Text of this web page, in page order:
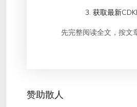
3. 获取最新
先完整阅读全文，按文
赞助散人